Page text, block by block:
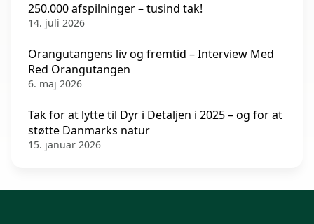
250.000 afspilninger – tusind tak!
14. juli 2026
Orangutangens liv og fremtid – Interview Med
Red Orangutangen
6. maj 2026
Tak for at lytte til Dyr i Detaljen i 2025 – og for at
støtte Danmarks natur
15. januar 2026